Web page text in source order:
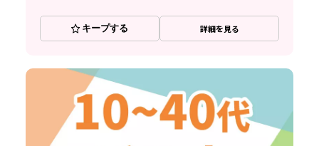
キープする 詳細を見る